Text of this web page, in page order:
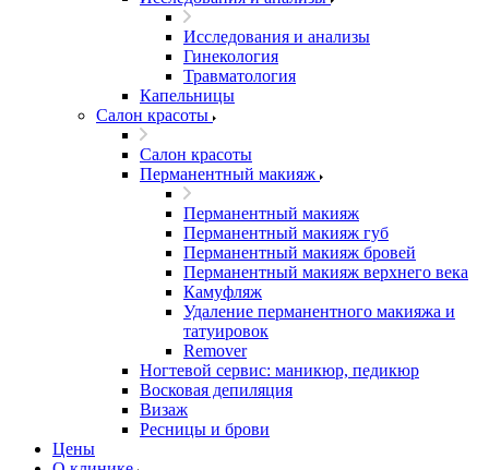
Исследования и анализы
Гинекология
Травматология
Капельницы
Салон красоты
Салон красоты
Перманентный макияж
Перманентный макияж
Перманентный макияж губ
Перманентный макияж бровей
Перманентный макияж верхнего века
Камуфляж
Удаление перманентного макияжа и
татуировок
Remover
Ногтевой сервис: маникюр, педикюр
Восковая депиляция
Визаж
Ресницы и брови
Цены